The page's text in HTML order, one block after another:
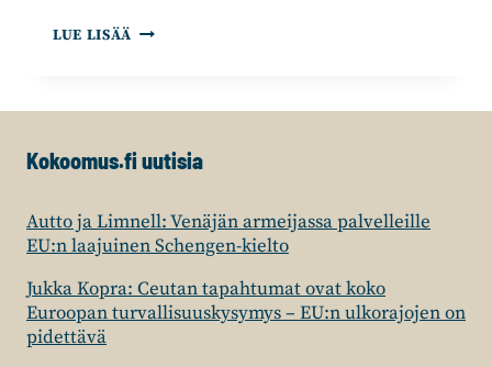
LUE LISÄÄ KUNNAN
Kokoomus.fi uutisia
Autto ja Limnell: Venäjän armeijassa palvelleille
EU:n laajuinen Schengen-kielto
Jukka Kopra: Ceutan tapahtumat ovat koko
Euroopan turvallisuuskysymys – EU:n ulkorajojen on
pidettävä